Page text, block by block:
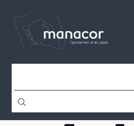
contingut